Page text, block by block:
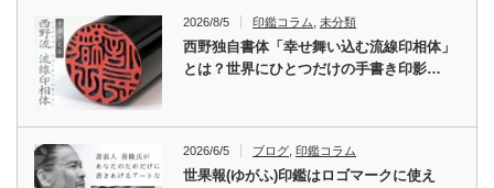
2026/8/5 印鑑コラム ,未分類
西野独自書体「幸せ舞い込む流線印相体」
とは？世界にひとつだけの手書き印影…
2026/6/5 ブログ 印鑑コラム
世果報(ゆがふ)印鑑はロゴマークに使え